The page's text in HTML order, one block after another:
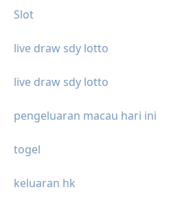
Slot
live draw sdy lotto
live draw sdy lotto
pengeluaran macau hari ini
togel
keluaran hk